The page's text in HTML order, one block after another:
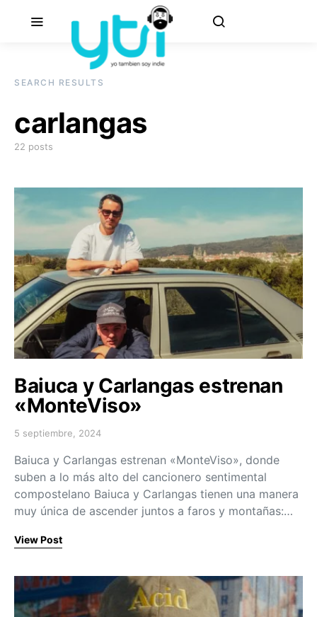
SEARCH RESULTS
carlangas
22 posts
Baiuca y Carlangas estrenan
«MonteViso»
Posted on
5 septiembre, 2024
Baiuca y Carlangas estrenan «MonteViso», donde
suben a lo más alto del cancionero sentimental
compostelano Baiuca y Carlangas tienen una manera
muy única de ascender juntos a faros y montañas:…
View Post